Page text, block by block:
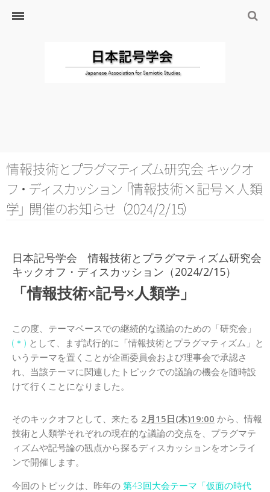
ホーム
学会の沿革
学会の出版物
ジャーナル（論文誌）
研究会・研究プロジェクト
日本記号学会第46回大会
（2026/7/11・7/12）「パース
記号論のフロンティア」特設ペ
情報技術と プラグマティ ズム研究会 キックオ
フ・ ディ ス カッショ ン「情報技術×記号×人類
学」 開催のお知 らせ（2024/2/1 5）
日本記号学会 情報技術とプラグマティズム研究会
キックオフ・ディスカッション（2024/2/15）
「情報技術×記号×人類学」
この度、テーマベースでの継続的な議論のための「研究会」
(＊) として、まず試行的に「情報技術とプラグマティズム」と
いうテーマを置くことが企画委員会および理事会で承認さ
れ、当該テーマに関連したトピックでの議論の機会を随時設
けて行くことになりました。
そのキックオフとして、来たる 2月15日(木)19:00 から、情報
技術と人類学それぞれの現在的な議論の交点を、プラグマテ
ィズムや記号論の観点から探るディスカッションをオンライ
ンで開催します。
今回のトピックは、昨年の 第43回大会テーマ「仮面の時代